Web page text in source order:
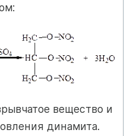
вещество и
динамита.